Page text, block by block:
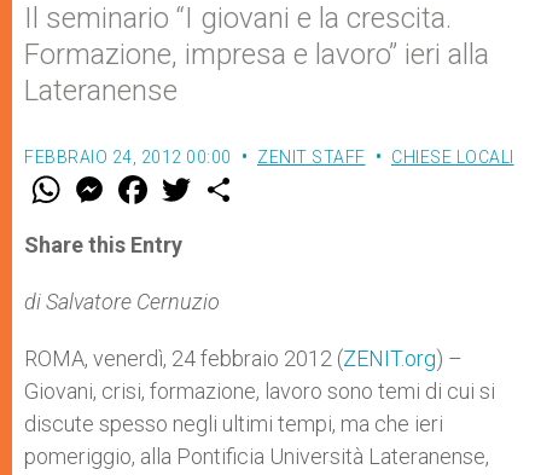
Il seminario “I giovani e la crescita.
Formazione, impresa e lavoro” ieri alla
Lateranense
FEBBRAIO 24, 2012 00:00 ZENIT STAFF CHIESE LOCALI
W
t
s
p
p
M
e
s
e
g
e
F
a
e
b
o
k
w
r
Share this Entry
di Salvatore Cernuzio
ROMA, venerdì, 24 febbraio 2012 (ZENIT.org) –
Giovani, crisi, formazione, lavoro sono temi di cui si
discute spesso negli ultimi tempi, ma che ieri
pomeriggio, alla Pontificia Università Lateranense,